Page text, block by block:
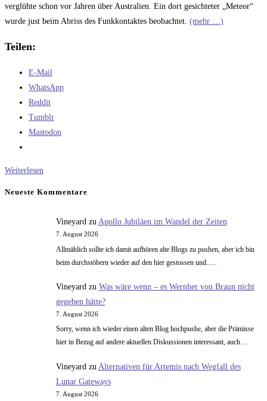
verglühte schon vor Jahren über Australien. Ein dort gesichteter „Meteor“
wurde just beim Abriss des Funkkontaktes beobachtet. (mehr …)
Teilen:
E-Mail
WhatsApp
Reddit
Tumblr
Mastodon
Weiterlesen
Neueste Kommentare
Vineyardzu Apollo Jubiläen im Wandel der Zeiten
7. August 2026
Allmählich sollte ich damit aufhören alte Blogs zu pushen, aber ich bin
beim durchstöbern wieder auf den hier gestossen und..…
Vineyard zu Was wäre wenn – es Wernher von Braun nicht
gegeben hätte?
7. August 2026
Sorry, wenn ich wieder einen alten Blog hochpushe, aber die Prämisse
hier in Bezug auf andere aktuellen Diskussionen interessant, auch…
Vineyard zu Alternativen für Artemis nach Wegfall des
Lunar Gateways
7. August 2026